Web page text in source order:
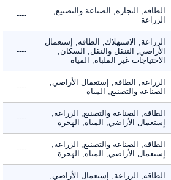
الطاقه, التجاره, الصناعة والتصنيع,
الزراعة
----
الزراعة, الاستهلاك, الطاقه, إستعمال
الأراضي, التنقل والنقل, السكان,
الاحتياجات غير الملباه, المياه
----
الزراعة, الطاقه, إستعمال الأراضي,
الصناعة والتصنيع, المياه
----
الطاقه, الصناعة والتصنيع, الزراعة,
إستعمال الأراضي, المياه, الهجرة
----
الطاقه, الصناعة والتصنيع, الزراعة,
إستعمال الأراضي, المياه, الهجرة
----
الطاقه, الزراعة, إستعمال الأراضي,